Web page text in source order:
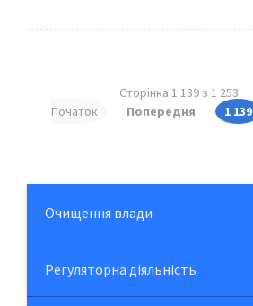
Сторінка 1 139 з 1 253
Початок
Попередня 1 139
Очищення влади
Регуляторна діяльність